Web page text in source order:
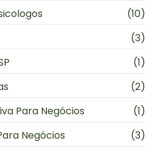
(10)
(3)
(1)
(2)
Para Negócios
(1)
Negócios
(3)